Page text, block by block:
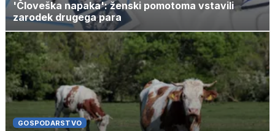
'Človeška napaka': ženski pomotoma vstavili
zarodek drugega para
GOSPODARSTVO